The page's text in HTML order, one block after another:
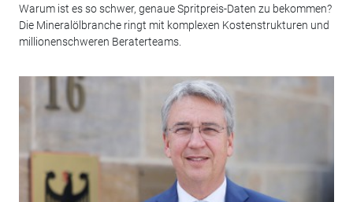
Warum ist es so schwer, genaue Spritpreis-Daten zu bekommen?
Die Mineralölbranche ringt mit komplexen Kostenstrukturen und
millionenschweren Beraterteams.